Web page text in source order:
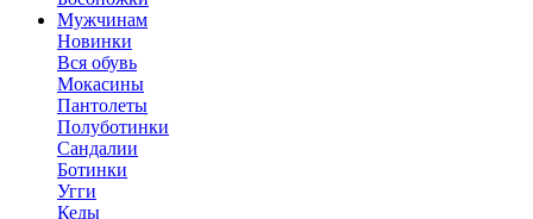
Мужчинам
Новинки
Вся обувь
Мокасины
Пантолеты
Полуботинки
Сандалии
Ботинки
Угги
Кеды